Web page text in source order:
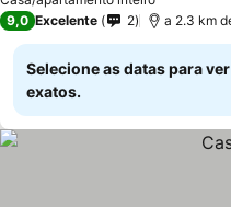
9,0 Excelente 2 a 2.3 km
Selecione as datas para
exatos.